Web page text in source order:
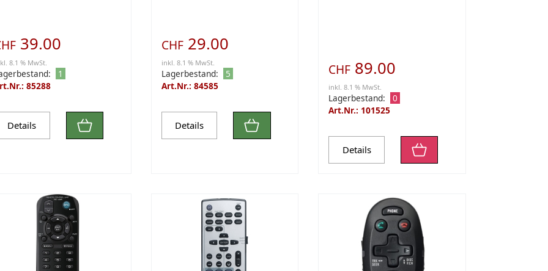
39.00
8.1 % MwSt.
1
85288
Details
CHF29.00
inkl. 8.1 % MwSt.
Lagerbestand:
5
Art.Nr.: 84585
Details
CHF 89.00
inkl. 8.1 % MwSt.
Lagerbestand:
0
Art.Nr.: 101525
Details